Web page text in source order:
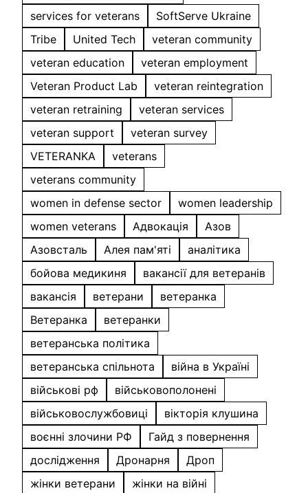
services for veterans
SoftServe Ukraine
Tribe
United Tech
veteran community
veteran education
veteran employment
Veteran Product Lab
veteran reintegration
veteran retraining
veteran services
veteran support
veteran survey
VETERANKA
veterans
veterans community
women in defense sector
women leadership
women veterans
Адвокація
Азов
Азовсталь
Алея пам'яті
аналітика
бойова медикиня
вакансії для ветеранів
вакансія
ветерани
ветеранка
Ветеранка
ветеранки
ветеранська політика
ветеранська спільнота
війна в Україні
військові рф
військовополонені
військовослужбовиці
вікторія клушина
воєнні злочини РФ
Гайд з повернення
дослідження
Дронарня
Дроп
жінки ветерани
жінки на війні